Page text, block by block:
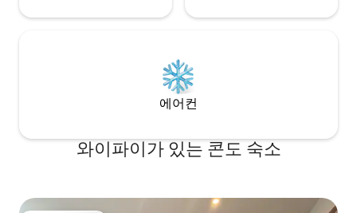
에어컨
와이파이가 있는 콘도 숙소